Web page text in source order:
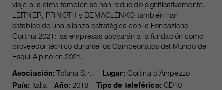
viaje a la cima también se han reducido significativamente.
LEITNER, PRINOTH y DEMACLENKO también han
establecido una alianza estratégica con la Fondazione
Cortina 2021: las empresas apoyarán a la fundación como
proveedor técnico durante los Campeonatos del Mundo de
Esquí Alpino en 2021.
Asociación: Tofana S.r.l. Lugar:Cortina d´Ampezzo
País: Italia Año:2019 Tipo de teleférico:GD10
fin
Usado para proteger contra el
spam causado por los spam-bots.
Name cookie_optin
proveedor sgalinski Cookie Opt In
Name
__utmc, __utmd, __utmz
proveedor Google Analytics
duración
Mehrere - variieren zwischen 2
Jahren und 6 Monaten oder noch
kürzer.